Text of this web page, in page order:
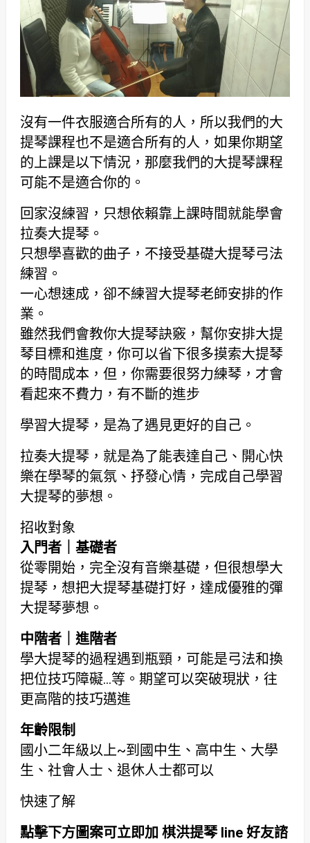
沒有一件衣服適合所有的人，所以我們的大
提琴課程也不是適合所有的人，如果你期望
的上課是以下情況，那麼我們的大提琴課程
可能不是適合你的。
回家沒練習，只想依賴靠上課時間就能學會
拉奏大提琴。
只想學喜歡的曲子，不接受基礎大提琴弓法
練習。
一心想速成，卻不練習大提琴老師安排的作
業。
雖然我們會教你大提琴訣竅，幫你安排大提
琴目標和進度，你可以省下很多摸索大提琴
的時間成本，但，你需要很努力練琴，才會
看起來不費力，有不斷的進步
學習大提琴，是為了遇見更好的自己。
拉奏大提琴，就是為了能表達自己、開心快
樂在學琴的氣氛、抒發心情，完成自己學習
大提琴的夢想。
招收對象
入門者｜基礎者
從零開始，完全沒有音樂基礎，但很想學大
提琴，想把大提琴基礎打好，達成優雅的彈
大提琴夢想。
中階者｜進階者
學大提琴的過程遇到瓶頸，可能是弓法和換
把位技巧障礙…等。期望可以突破現狀，往
更高階的技巧邁進
年齡限制
國小二年級以上~到國中生、高中生、大學
生、社會人士、退休人士都可以
快速了解
點擊下方圖案可立即加 棋洪提琴 line 好友諮